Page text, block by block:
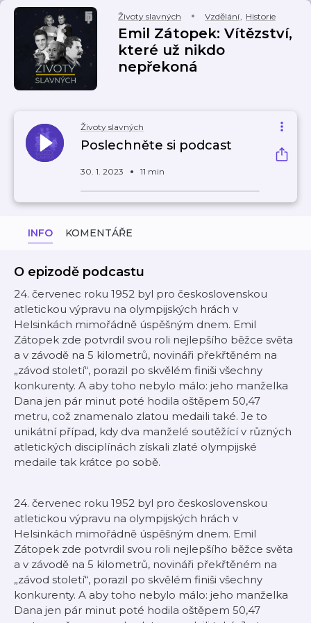
Životy slavných Vzdělání, Historie
Emil Zátopek: Vítězství,
které už nikdo
nepřekoná
Životy slavných
Poslechněte si podcast
30. 1. 2023 11 min
INFO KOMENTÁŘE
O epizodě podcastu
24. červenec roku 1952 byl pro československou
atletickou výpravu na olympijských hrách v
Helsinkách mimořádně úspěšným dnem. Emil
Zátopek zde potvrdil svou roli nejlepšího běžce světa
a v závodě na 5 kilometrů, novináři překřtěném na
„závod století“, porazil po skvělém finiši všechny
konkurenty. A aby toho nebylo málo: jeho manželka
Dana jen pár minut poté hodila oštěpem 50,47
metru, což znamenalo zlatou medaili také. Je to
unikátní případ, kdy dva manželé soutěžící v různých
atletických disciplínách získali zlaté olympijské
medaile tak krátce po sobě.
24. červenec roku 1952 byl pro československou
atletickou výpravu na olympijských hrách v
Helsinkách mimořádně úspěšným dnem. Emil
Zátopek zde potvrdil svou roli nejlepšího běžce světa
a v závodě na 5 kilometrů, novináři překřtěném na
„závod století“, porazil po skvělém finiši všechny
konkurenty. A aby toho nebylo málo: jeho manželka
Dana jen pár minut poté hodila oštěpem 50,47